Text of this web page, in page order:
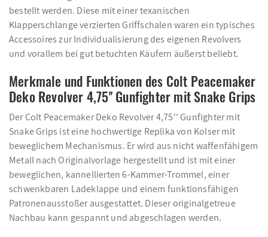
bestellt werden. Diese mit einer texanischen
Klapperschlange verzierten Griffschalen waren ein typisches
Accessoires zur Individualisierung des eigenen Revolvers
und vorallem bei gut betuchten Käufern äußerst beliebt.
Merkmale und Funktionen des Colt Peacemaker
Deko Revolver 4,75'' Gunfighter mit Snake Grips
Der Colt Peacemaker Deko Revolver 4,75'' Gunfighter mit
Snake Grips ist eine hochwertige Replika von Kolser mit
beweglichem Mechanismus. Er wird aus nicht waffenfähigem
Metall nach Originalvorlage hergestellt und ist mit einer
beweglichen, kannellierten 6-Kammer-Trommel, einer
schwenkbaren Ladeklappe und einem funktionsfähigen
Patronenausstoßer ausgestattet. Dieser originalgetreue
Nachbau kann gespannt und abgeschlagen werden.